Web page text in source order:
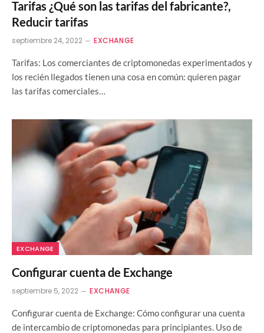
Tarifas ¿Qué son las tarifas del fabricante?,
Reducir tarifas
septiembre 24, 2022 EXCHANGE
Tarifas: Los comerciantes de criptomonedas experimentados y
los recién llegados tienen una cosa en común: quieren pagar
las tarifas comerciales…
EXCHANGE
Configurar cuenta de Exchange
septiembre 5, 2022 EXCHANGE
Configurar cuenta de Exchange: Cómo configurar una cuenta
de intercambio de criptomonedas para principiantes. Uso de